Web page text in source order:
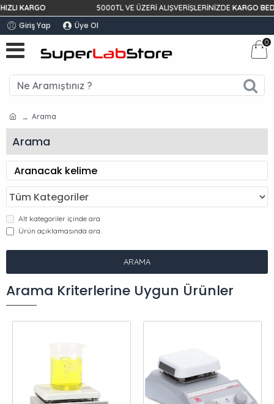
5000TL VE ÜZERİ ALIŞVERİŞLERİNİZDEKARGO BEDAVA!
Giriş Yap Üye Ol
0
Arama
Arama
Alt kategoriler içinde ara
Ürün açıklamasında ara.
ARAMA
Arama Kriterlerine Uygun Ürünler